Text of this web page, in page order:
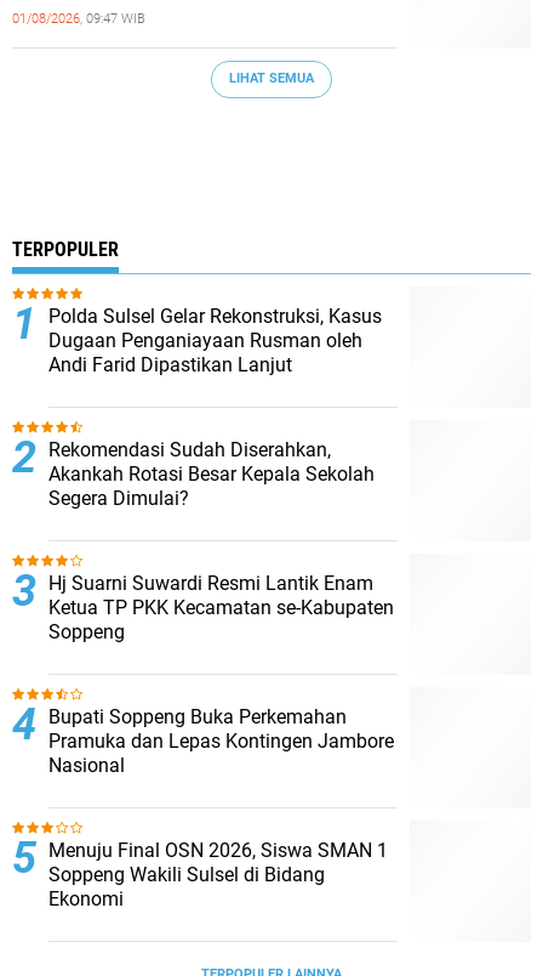
01/08/2026, 09:47 WIB
LIHAT SEMUA
TERPOPULER
Polda Sulsel Gelar Rekonstruksi, Kasus
Dugaan Penganiayaan Rusman oleh
Andi Farid Dipastikan Lanjut
Rekomendasi Sudah Diserahkan,
Akankah Rotasi Besar Kepala Sekolah
Segera Dimulai?
Hj Suarni Suwardi Resmi Lantik Enam
Ketua TP PKK Kecamatan se-Kabupaten
Soppeng
Bupati Soppeng Buka Perkemahan
Pramuka dan Lepas Kontingen Jambore
Nasional
Menuju Final OSN 2026, Siswa SMAN 1
Soppeng Wakili Sulsel di Bidang
Ekonomi